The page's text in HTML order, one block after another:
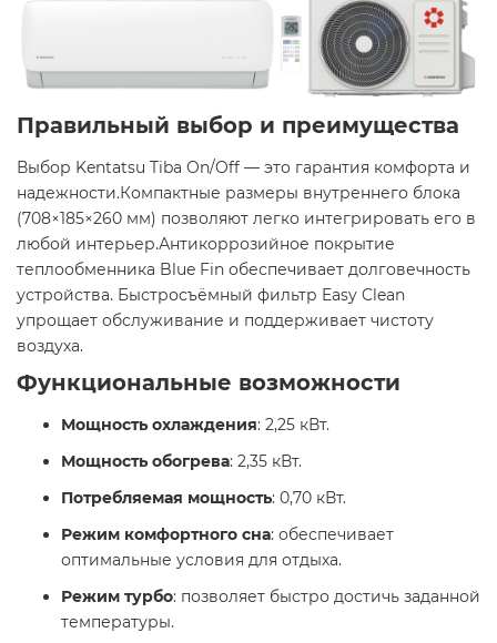
Правильный выбор и преимущества
Выбор Kentatsu Tiba On/Off — это гарантия комфорта и
надежности.Компактные размеры внутреннего блока
(708×185×260 мм) позволяют легко интегрировать его в
любой интерьер.Антикоррозийное покрытие
теплообменника Blue Fin обеспечивает долговечность
устройства. Быстросъёмный фильтр Easy Clean
упрощает обслуживание и поддерживает чистоту
воздуха. ​
Функциональные возможности
Мощность охлаждения: 2,25 кВт.​
Мощность обогрева: 2,35 кВт.​
Потребляемая мощность: 0,70 кВт. ​
Режим комфортного сна: обеспечивает
оптимальные условия для отдыха.​
Режим турбо: позволяет быстро достичь заданной
температуры.​